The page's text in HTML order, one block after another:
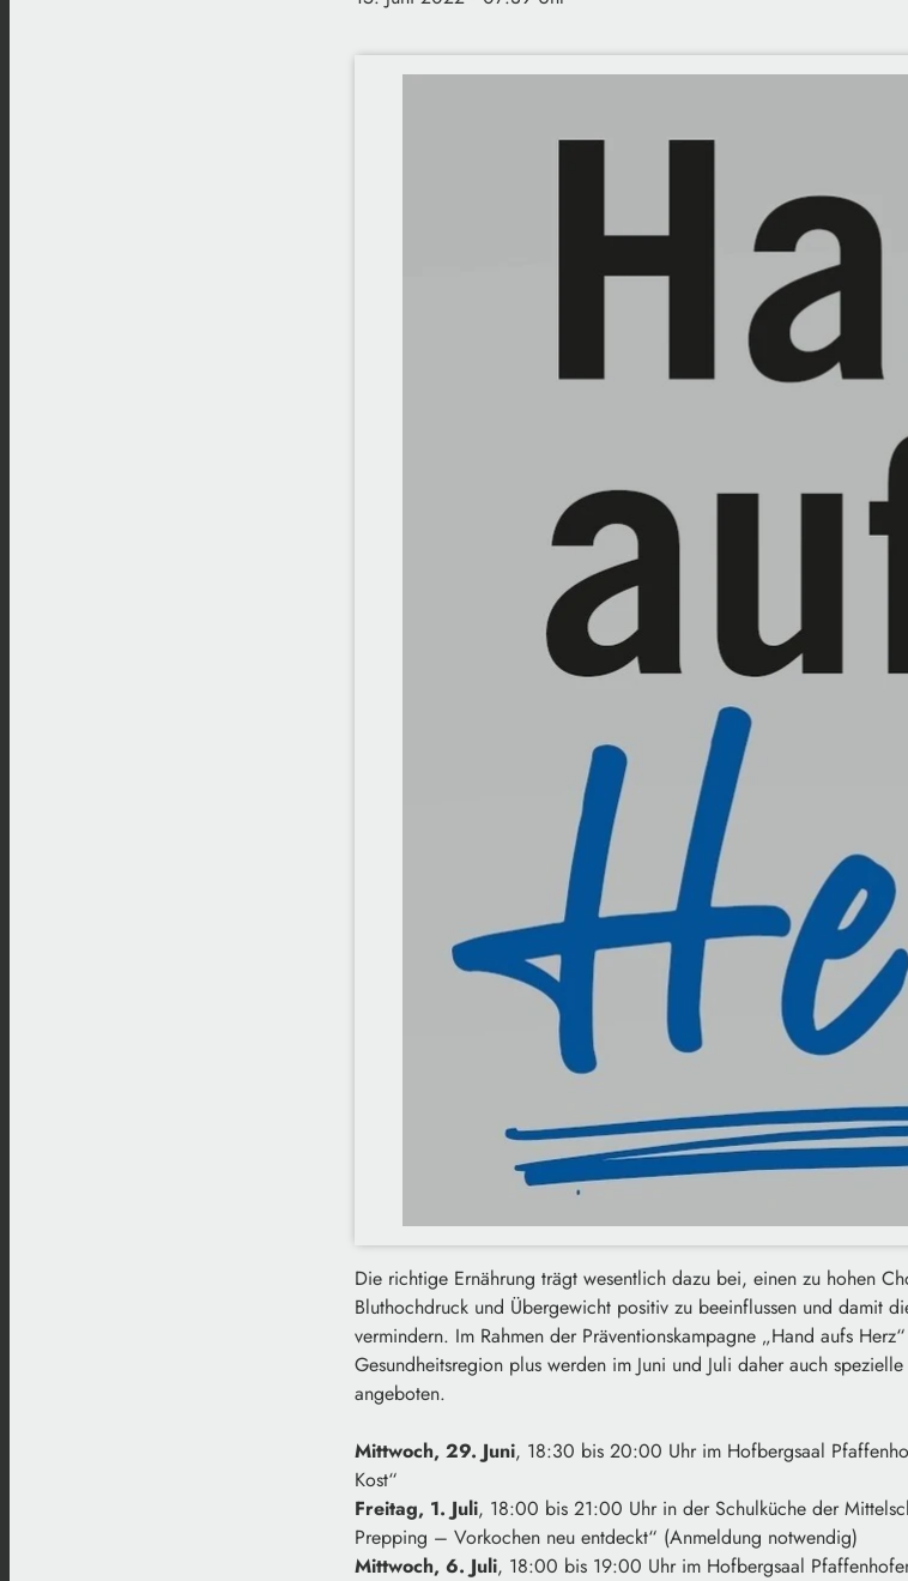
Die richtige Ernährung trägt wesentlich dazu bei, einen zu hohen
Bluthochdruck und Übergewicht positiv zu beeinflussen und damit
vermindern. Im Rahmen der Präventionskampagne „Hand aufs
Gesundheitsregion plus werden im Juni und Juli daher auch
angeboten.
Mittwoch, 29. Juni, 18:30 bis 20:00 Uhr im Hofbergsaal
Kost“
Freitag, 1. Juli, 18:00 bis 21:00 Uhr in der Schulküche der
Prepping – Vorkochen neu entdeckt“ (Anmeldung notwendig)
Mittwoch, 6. Juli, 18:00 bis 19:00 Uhr im Hofbergsaal